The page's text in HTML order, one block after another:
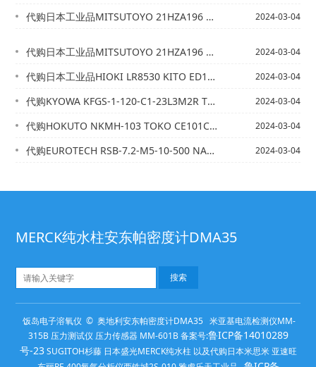
代购日本工业品MITSUTOYO 21HZA196 TAIHEI SZ006B 2024-03-04
代购日本工业品MITSUTOYO 21HZA196 TAIHEI SZ006B 2024-03-04
代购日本工业品HIOKI LR8530 KITO ED10S 3M 2024-03-04
代购KYOWA KFGS-1-120-C1-23L3M2R TSUBAKI TG... 2024-03-04
代购HOKUTO NKMH-103 TOKO CE101C-160L 2024-03-04
代购EUROTECH RSB-7.2-M5-10-500 NAGAI 75A19 2024-03-04
MERCK纯水柱安东帕密度计DMA35
饭岛电子溶氧仪 © 奥地利安东帕密度计DMA35 米亚基电流检测仪MM-
315B 压力测试仪 压力传感器 MM-601B 备案号:鲁ICP备14010289
号-23SUGITOH杉藤 日本盛光MERCK纯水柱 以及代购日本米思米 亚速旺